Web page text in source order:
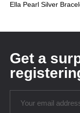
Ella Pearl Silver
Get a